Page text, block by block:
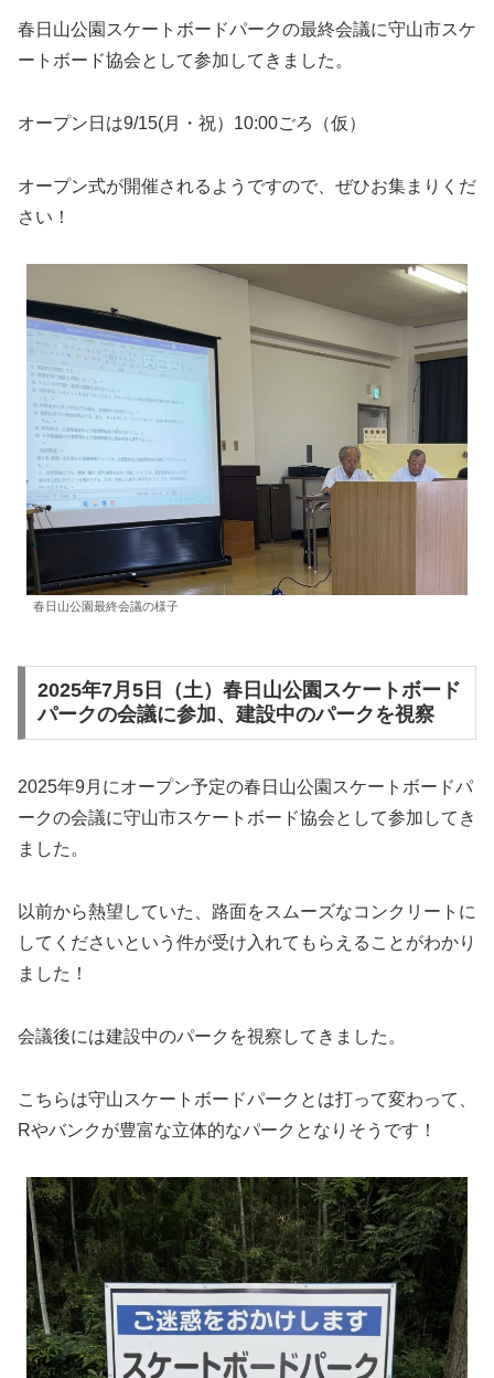
春日山公園スケートボードパークの最終会議に守山市スケ
ートボード協会として参加してきました。
オープン日は9/15(月・祝）10:00ごろ（仮）
オープン式が開催されるようですので、ぜひお集まりくだ
さい！
春日山公園最終会議の様子
2025年7月5日（土）春日山公園スケートボード
パークの会議に参加、建設中のパークを視察
2025年9月にオープン予定の春日山公園スケートボードパ
ークの会議に守山市スケートボード協会として参加してき
ました。
以前から熱望していた、路面をスムーズなコンクリートに
してくださいという件が受け入れてもらえることがわかり
ました！
会議後には建設中のパークを視察してきました。
こちらは守山スケートボードパークとは打って変わって、
Rやバンクが豊富な立体的なパークとなりそうです！